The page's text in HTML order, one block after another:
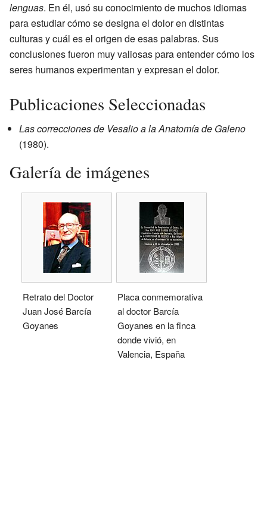
lenguas. En él, usó su conocimiento de muchos idiomas
para estudiar cómo se designa el dolor en distintas
culturas y cuál es el origen de esas palabras. Sus
conclusiones fueron muy valiosas para entender cómo los
seres humanos experimentan y expresan el dolor.
Publicaciones Seleccionadas
Las correcciones de Vesalio a la Anatomía de Galeno
(1980).
Galería de imágenes
Retrato del Doctor
Juan José Barcía
Goyanes
Placa conmemorativa
al doctor Barcía
Goyanes en la finca
donde vivió, en
Valencia, España